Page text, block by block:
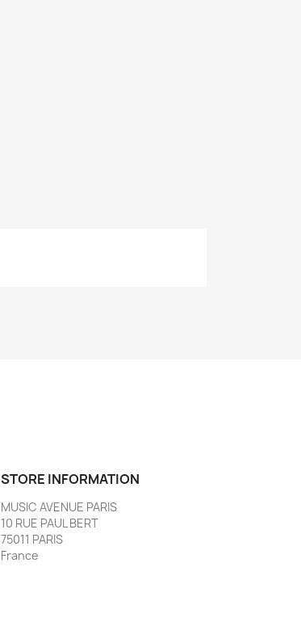
STORE INFORMATION
MUSIC AVENUE PARIS
10 RUE PAUL BERT
75011 PARIS
France